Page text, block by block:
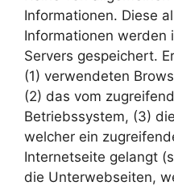
Informationen. Diese
Informationen werden
Servers gespeichert.
(1) verwendeten
(2) das vom
Betriebssystem, (3)
welcher ein
Internetseite gelangt
die Unterwebseiten,